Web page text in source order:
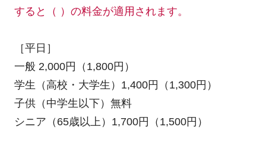
すると（ ）の料金が適用されます。
［平日］
一般 2,000円（1,800円）
学生（高校・大学生）1,400円（1,300円）
子供（中学生以下）無料
シニア（65歳以上）1,700円（1,500円）